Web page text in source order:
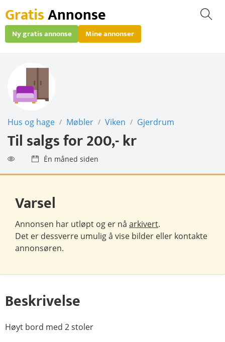
GratisAnnonse
Ny gratis annonse Mine annonser
Hus og hage / Møbler / Viken / Gjerdrum
Til salgs for200,- kr
Én måned siden
Varsel
Annonsen har utløpt og er nå arkivert.
Det er dessverre umulig å vise bilder eller kontakte
annonsøren.
Beskrivelse
Høyt bord med 2 stoler